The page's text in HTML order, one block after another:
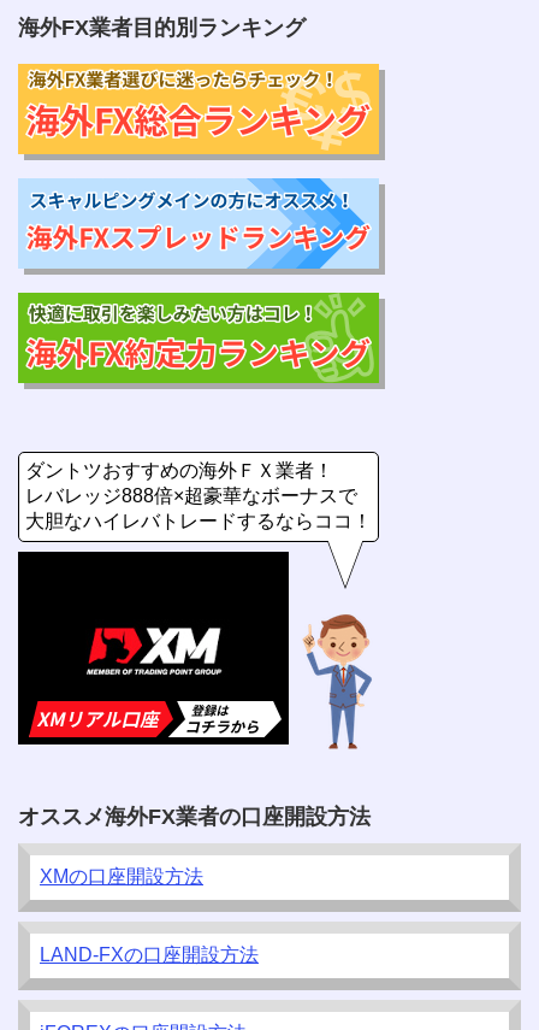
海外FX業者目的別ランキング
ダントツおすすめの海外ＦＸ業者！
レバレッジ888倍×超豪華なボーナスで
大胆なハイレバトレードするならココ！
オススメ海外FX業者の口座開設方法
XMの口座開設方法
LAND-FXの口座開設方法